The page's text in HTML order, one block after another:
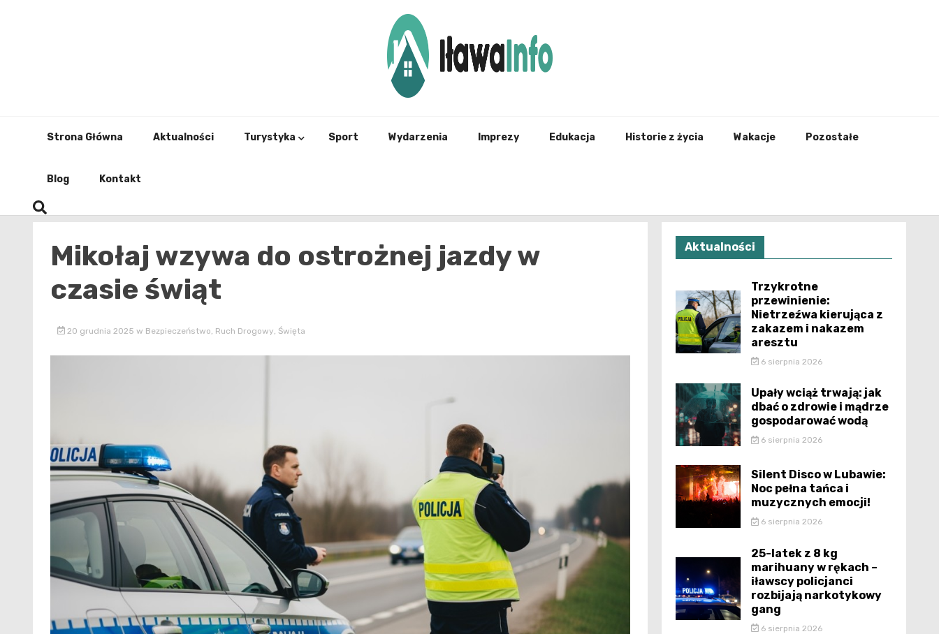
ilawainfo.pl
Strona Główna Aktualności Turystyka Sport Wydarzenia Imprezy Edukacja Historie z życia Wakacje Pozostałe
Blog Kontakt
Mikołaj wzywa do ostrożnej jazdy w
czasie świąt
20 grudnia 2025 w Bezpieczeństwo Ruch Drogowy Święta
Aktualności
Trzykrotne
przewinienie:
Nietrzeźwa kierująca z
zakazem i nakazem
aresztu
6 sierpnia 2026
Upały wciąż trwają: jak
dbać o zdrowie i mądrze
gospodarować wodą
6 sierpnia 2026
Silent Disco w Lubawie:
Noc pełna tańca i
muzycznych emocji!
6 sierpnia 2026
25-latek z 8 kg
marihuany w rękach –
iławscy policjanci
rozbijają narkotykowy
gang
6 sierpnia 2026